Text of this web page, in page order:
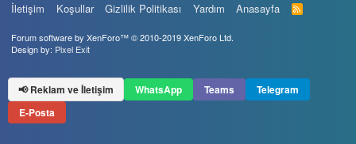
İletişim
Koşullar Gizlilik Politikası Yardım Anasayfa
R
S
Forum software by XenForo™© 2010-2019 XenForo Ltd.
Design by: Pixel Exit
📢 Reklam ve İletişim WhatsApp Teams
Telegram
E-Posta